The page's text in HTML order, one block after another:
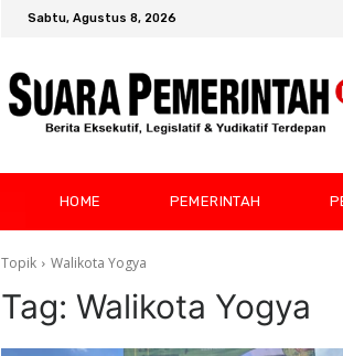
Sabtu, Agustus 8, 2026
HOME PEMERINTAH
Topik Walikota Yogya
Tag: Walikota Yogya